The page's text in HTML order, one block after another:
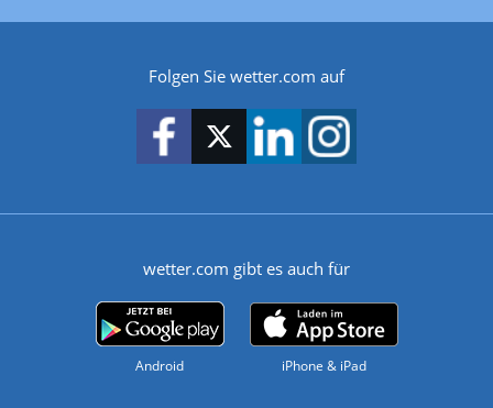
Folgen Sie wetter.com auf
wetter.com gibt es auch für
Android iPhone & iPad